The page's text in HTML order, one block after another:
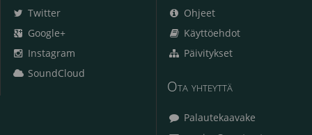
Twitter
Google+
Instagram
SoundCloud
Ohjeet
Käyttöehdot
Päivitykset
Ota yhteyttä
Palautekaavake